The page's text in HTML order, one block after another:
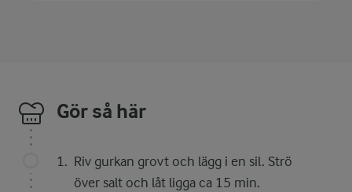
Gör så här
Riv gurkan grovt och lägg i en sil. Strö
över salt och låt ligga ca 15 min.